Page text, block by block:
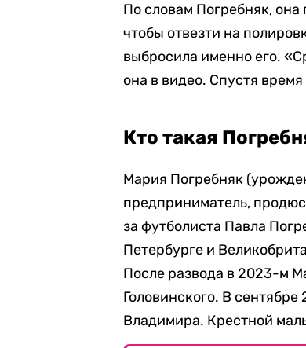
По словам Погребняк,
чтобы отвезти на
выбросила именно его.
она в видео. Спустя
Кто такая
Мария Погребняк
предприниматель,
за футболиста Павла
Петербурге и
После развода в 2023-м
Головинского. В
Владимира. Крестной